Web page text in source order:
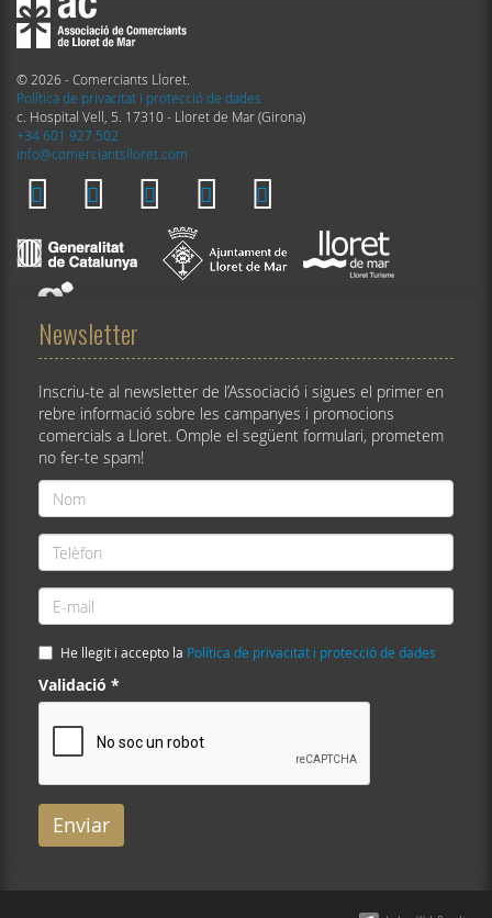
© 2026 - Comerciants Lloret.
Política de privacitat i protecció de dades
c. Hospital Vell, 5. 17310 - Lloret de Mar (Girona)
+34 601 927 502
info@comerciantslloret.com
Newsletter
Inscriu-te al newsletter de l’Associació i sigues el primer en
rebre informació sobre les campanyes i promocions
comercials a Lloret. Omple el següent formulari, prometem
no fer-te spam!
Nom
*
Telèfon
*
E-
mail
*
He llegit i accepto la Política de privacitat i protecció de dades
Validació *
Enviar